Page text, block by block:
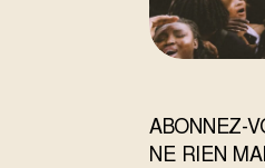
ABONNEZ-
NE RIEN